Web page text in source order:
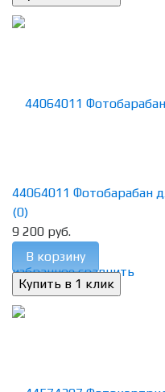
избранное сравнить
44064011 Фотобарабан
(0)
9 200 руб.
В корзину